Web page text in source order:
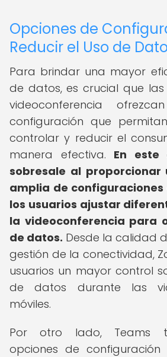
Opciones de
Reducir el Uso de
Para brindar una mayor
de datos, es crucial que
videoconferencia
configuración que
controlar y reducir el
manera efectiva. En este
sobresale al proporcionar
amplia de
los usuarios ajustar
la videoconferencia para
de datos. Desde la calidad
gestión de la conectividad,
usuarios un mayor control
de datos durante las
móviles.
Por otro lado, Teams
opciones de